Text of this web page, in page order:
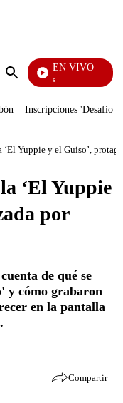
Enviar
EN VIVO
También Caerás
Inscripciones 'Desafío'
Yuppie y el Guiso’,
‘El Yuppie
por
de qué se
y cómo grabaron
en la pantalla
Compartir